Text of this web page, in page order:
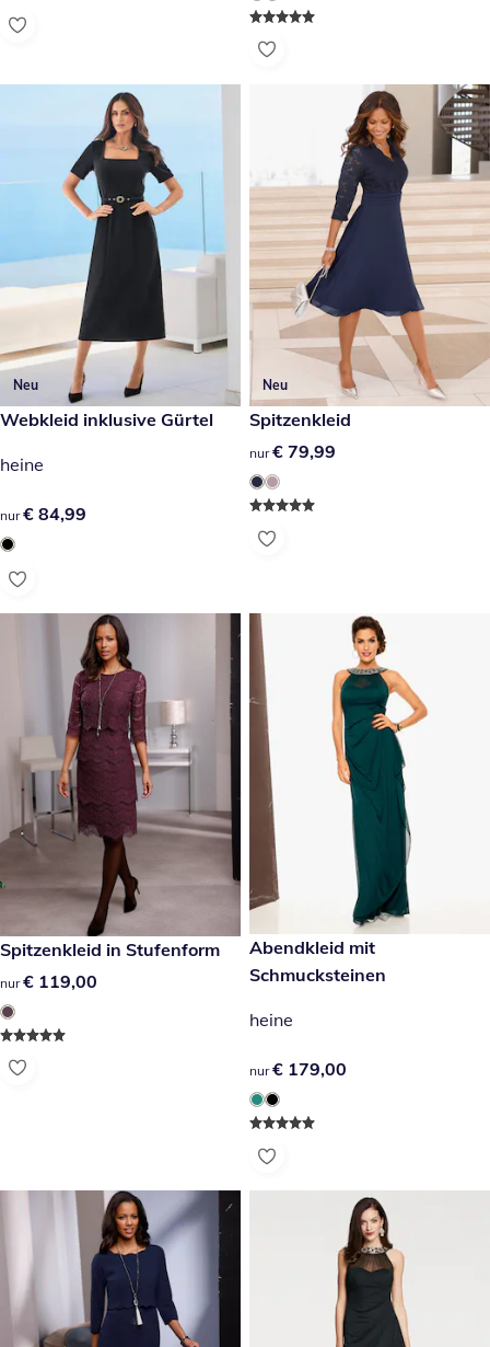
Neu
€ 84,99
Webkleid inklusive Gürtel
heine
€ 84,99
nur € 84,99
Neu
€ 79,99
Spitzenkleid
€ 79,99
nur € 79,99
€ 119,00
Spitzenkleid in Stufenform
€ 119,00
nur € 119,00
€ 179,00
Abendkleid mit
Schmucksteinen
heine
€ 179,00
nur € 179,00